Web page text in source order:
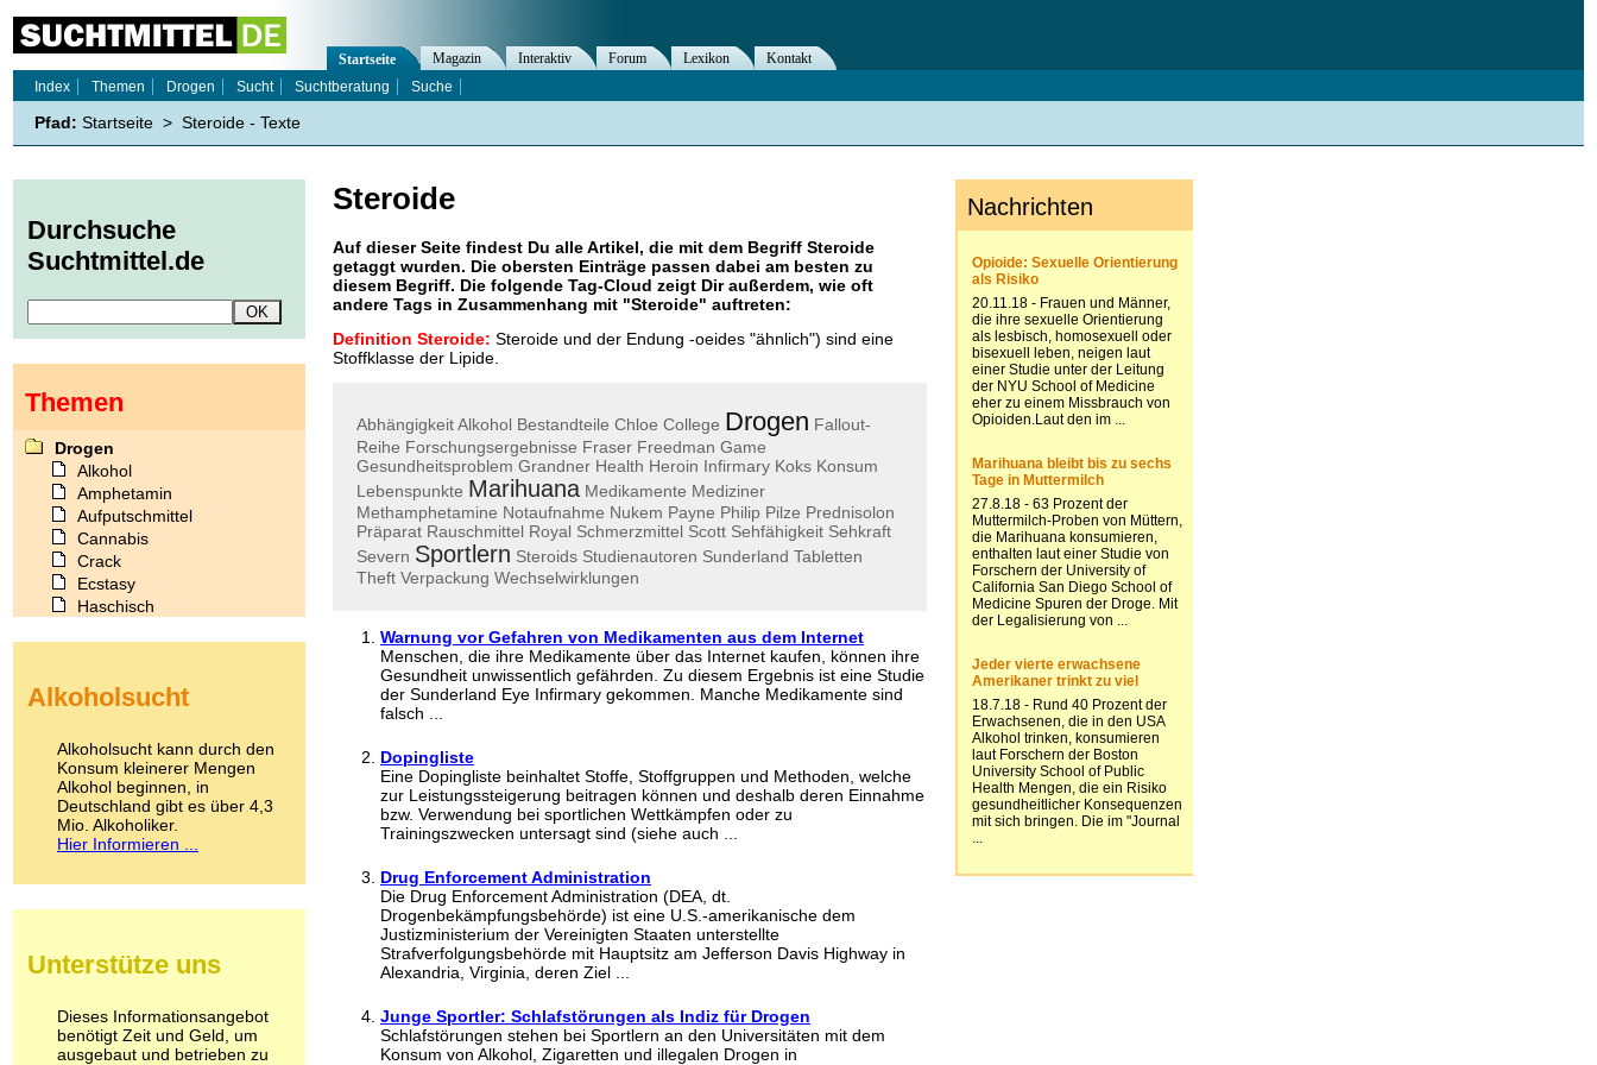
Steroide
Auf dieser Seite findest Du alle Artikel, die mit dem Begriff Steroide
getaggt wurden. Die obersten Einträge passen dabei am besten zu
diesem Begriff. Die folgende Tag-Cloud zeigt Dir außerdem, wie oft
andere Tags in Zusammenhang mit "Steroide" auftreten:
Definition Steroide: Steroide und der Endung -oeides "ähnlich") sind eine
Stoffklasse der Lipide.
AbhängigkeitAlkohol Bestandteile Chloe College Drogen Fallout-
Reihe Forschungsergebnisse Fraser Freedman Game
Gesundheitsproblem Grandner Health Heroin Infirmary Koks Konsum
Lebenspunkte Marihuana Medikamente Mediziner
Methamphetamine Notaufnahme Nukem Payne Philip Pilze Prednisolon
Präparat Rauschmittel Royal Schmerzmittel Scott Sehfähigkeit Sehkraft
Severn Sportlern Steroids Studienautoren Sunderland Tabletten
Theft Verpackung Wechselwirklungen
Warnung vor Gefahren von Medikamenten aus dem Internet
Menschen, die ihre Medikamente über das Internet kaufen, können ihre
Gesundheit unwissentlich gefährden. Zu diesem Ergebnis ist eine Studie
der Sunderland Eye Infirmary gekommen. Manche Medikamente sind
falsch ...
Dopingliste
Eine Dopingliste beinhaltet Stoffe, Stoffgruppen und Methoden, welche
zur Leistungssteigerung beitragen können und deshalb deren Einnahme
bzw. Verwendung bei sportlichen Wettkämpfen oder zu
Trainingszwecken untersagt sind (siehe auch ...
Drug Enforcement Administration
Die Drug Enforcement Administration (DEA, dt.
Drogenbekämpfungsbehörde) ist eine U.S.-amerikanische dem
Justizministerium der Vereinigten Staaten unterstellte
Strafverfolgungsbehörde mit Hauptsitz am Jefferson Davis Highway in
Alexandria, Virginia, deren Ziel ...
Junge Sportler: Schlafstörungen als Indiz für Drogen
Schlafstörungen stehen bei Sportlern an den Universitäten mit dem
Konsum von Alkohol, Zigaretten und illegalen Drogen in
Startseite Magazin Interaktiv Forum Lexikon
Kontakt
Index
Themen Drogen Sucht Suchtberatung Suche
Pfad: Startseite > Steroide - Texte
Durchsuche
Suchtmittel.de
Themen
Drogen
Alkohol
Amphetamin
Aufputschmittel
Cannabis
Crack
Ecstasy
Haschisch
Kokain
LSD
Marihuana
Medikamente
Meskalin
Metamphetamin
Methadon
Pilze
Psychopharmaka
Schlafmittel
Schmerzmittel
Alkoholsucht
Alkoholsucht kann durch den
Konsum kleinerer Mengen
Alkohol beginnen, in
Deutschland gibt es über 4,3
Mio. Alkoholiker.
Hier Informieren ...
Unterstütze uns
Dieses Informationsangebot
benötigt Zeit und Geld, um
ausgebaut und betrieben zu